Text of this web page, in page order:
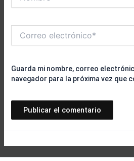
electrónico*
Guarda mi nombre, correo
navegador para la próxima vez que